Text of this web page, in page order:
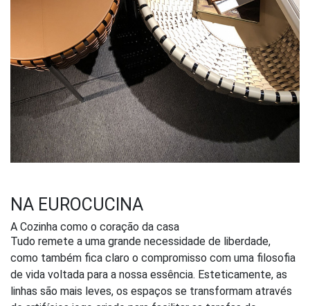
NA EUROCUCINA
A Cozinha como o coração da casa
Tudo remete a uma grande necessidade de liberdade,
como também fica claro o compromisso com uma filosofia
de vida voltada para a nossa essência. Esteticamente, as
linhas são mais leves, os espaços se transformam através